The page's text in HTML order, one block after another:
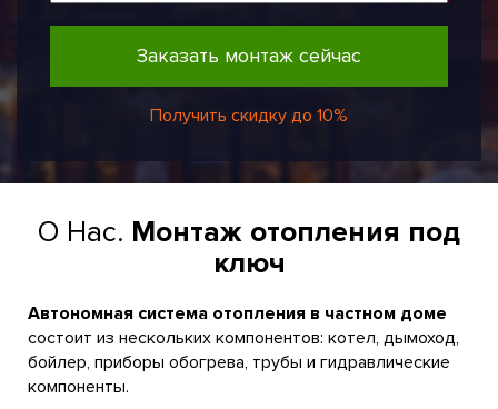
Заказать монтаж сейчас
Получить скидку до 10%
О Нас. Монтаж отопления под
ключ
Автономная система отопления в частном доме
состоит из нескольких компонентов: котел, дымоход,
бойлер, приборы обогрева, трубы и гидравлические
компоненты.